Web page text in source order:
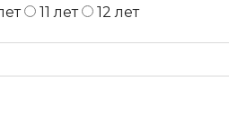
11 лет
12 лет